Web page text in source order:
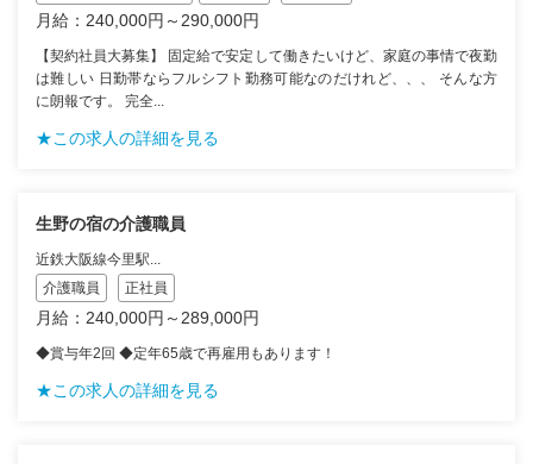
月給：240,000円～290,000円
【契約社員大募集】 固定給で安定して働きたいけど、家庭の事情で夜勤
は難しい 日勤帯ならフルシフト勤務可能なのだけれど、、、 そんな方
に朗報です。 完全...
★この求人の詳細を見る
生野の宿の介護職員
近鉄大阪線今里駅...
介護職員
正社員
月給：240,000円～289,000円
◆賞与年2回 ◆定年65歳で再雇用もあります！
★この求人の詳細を見る